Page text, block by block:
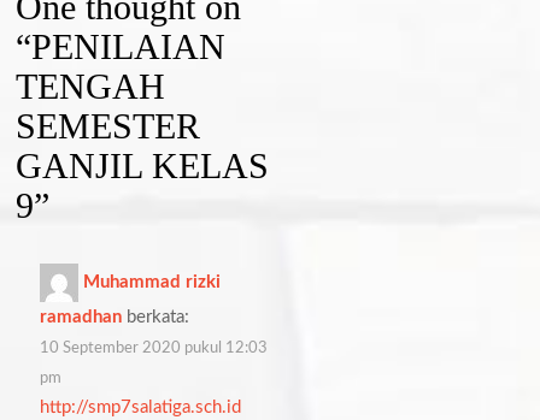
“PENILAIAN
TENGAH
SEMESTER
GANJIL KELAS
9”
Muhammad rizki
ramadhan berkata:
10 September 2020 pukul 12:03
pm
http://smp7salatiga.sch.id